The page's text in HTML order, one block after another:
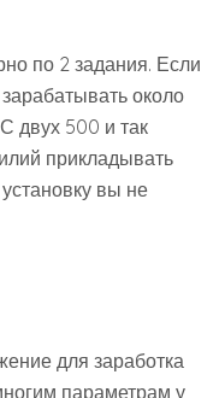
по 2 задания. Если
около
двух 500 и так
прикладывать
вы не
для заработка
параметрам у